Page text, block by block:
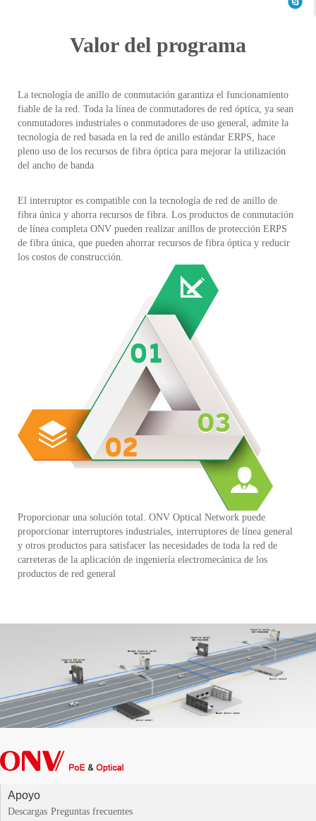
Valor del programa
La tecnología de anillo de conmutación garantiza el funcionamiento
fiable de la red. Toda la línea de conmutadores de red óptica, ya sean
conmutadores industriales o conmutadores de uso general, admite la
tecnología de red basada en la red de anillo estándar ERPS, hace
pleno uso de los recursos de fibra óptica para mejorar la utilización
del ancho de banda
El interruptor es compatible con la tecnología de red de anillo de
fibra única y ahorra recursos de fibra. Los productos de conmutación
de línea completa ONV pueden realizar anillos de protección ERPS
de fibra única, que pueden ahorrar recursos de fibra óptica y reducir
los costos de construcción.
Proporcionar una solución total. ONV Optical Network puede
proporcionar interruptores industriales, interruptores de línea general
y otros productos para satisfacer las necesidades de toda la red de
carreteras de la aplicación de ingeniería electromecánica de los
productos de red general
Apoyo
Descargas Preguntas frecuentes